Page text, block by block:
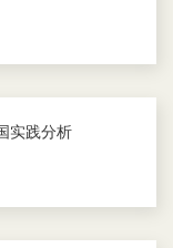
实践分析